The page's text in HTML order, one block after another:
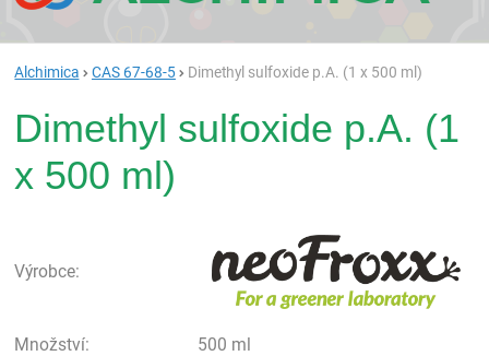
Alchimica CAS 67-68-5 Dimethyl sulfoxide p.A. (1 x 500 ml)
Dimethyl sulfoxide p.A. (1
x 500 ml)
Výrobce:
Množství:
500 ml